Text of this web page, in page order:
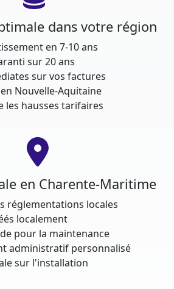
dans votre région
en 7-10 ans
sur 20 ans
sur vos factures
Nouvelle-Aquitaine
les hausses tarifaires
en Charente-Maritime
réglementations locales
localement
pour la maintenance
administratif personnalisé
sur l'installation